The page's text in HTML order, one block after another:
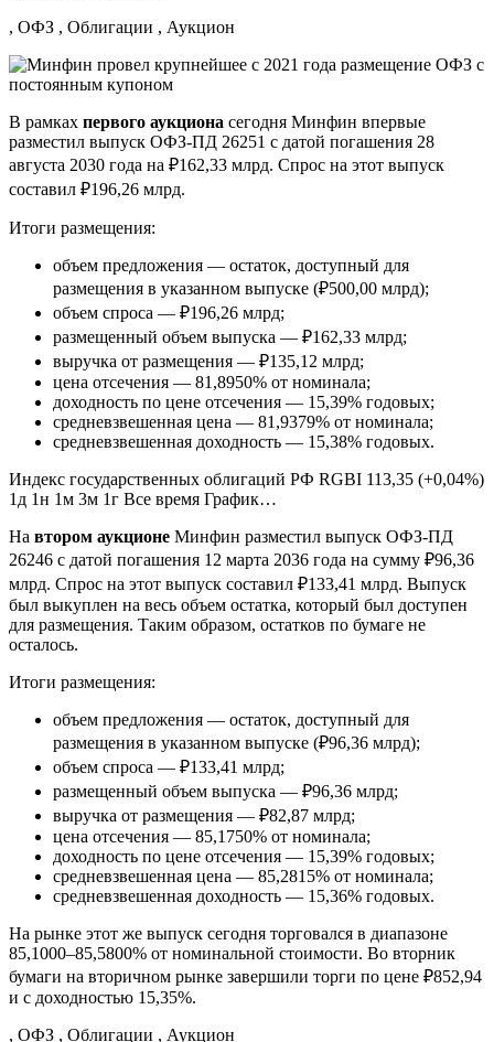
, ОФЗ , Облигации , Аукцион
В рамках первого аукциона сегодня Минфин впервые
разместил выпуск ОФЗ-ПД 26251 с датой погашения 28
августа 2030 года на ₽162,33 млрд. Спрос на этот выпуск
составил ₽196,26 млрд.
Итоги размещения:
объем предложения — остаток, доступный для
размещения в указанном выпуске (₽500,00 млрд);
объем спроса — ₽196,26 млрд;
размещенный объем выпуска — ₽162,33 млрд;
выручка от размещения — ₽135,12 млрд;
цена отсечения — 81,8950% от номинала;
доходность по цене отсечения — 15,39% годовых;
средневзвешенная цена — 81,9379% от номинала;
средневзвешенная доходность — 15,38% годовых.
Индекс государственных облигаций РФ RGBI 113,35 (+0,04%)
1д 1н 1м 3м 1г Все время График…
На втором аукционе Минфин разместил выпуск ОФЗ-ПД
26246 с датой погашения 12 марта 2036 года на сумму ₽96,36
млрд. Спрос на этот выпуск составил ₽133,41 млрд. Выпуск
был выкуплен на весь объем остатка, который был доступен
для размещения. Таким образом, остатков по бумаге не
осталось.
Итоги размещения:
объем предложения — остаток, доступный для
размещения в указанном выпуске (₽96,36 млрд);
объем спроса — ₽133,41 млрд;
размещенный объем выпуска — ₽96,36 млрд;
выручка от размещения — ₽82,87 млрд;
цена отсечения — 85,1750% от номинала;
доходность по цене отсечения — 15,39% годовых;
средневзвешенная цена — 85,2815% от номинала;
средневзвешенная доходность — 15,36% годовых.
На рынке этот же выпуск сегодня торговался в диапазоне
85,1000–85,5800% от номинальной стоимости. Во вторник
бумаги на вторичном рынке завершили торги по цене ₽852,94
и с доходностью 15,35%.
, ОФЗ , Облигации , Аукцион